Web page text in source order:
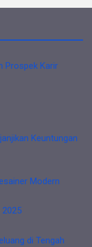
Prospek Karir
Keuntungan
Modern
2025
di Tengah